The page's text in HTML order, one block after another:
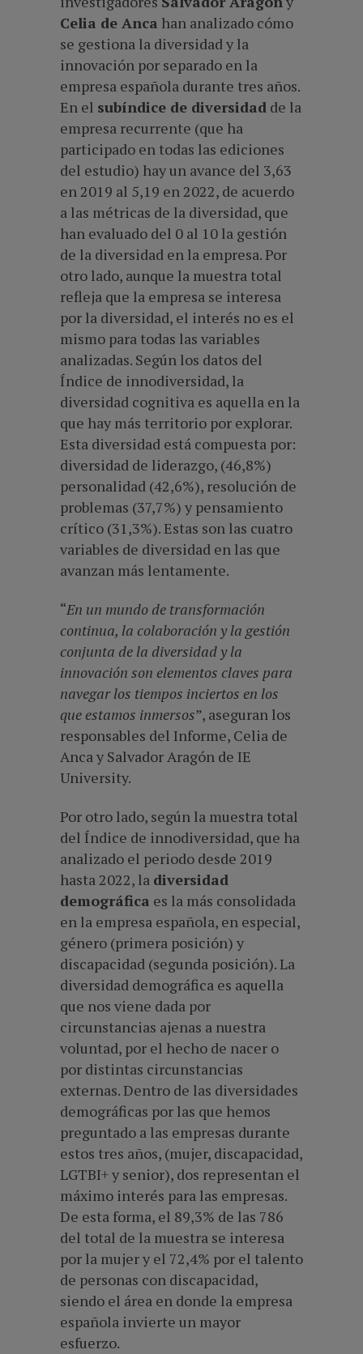
Celia de Anca han analizado cómo
se gestiona la diversidad y la
innovación por separado en la
empresa española durante tres años.
En el subíndice de diversidad de la
empresa recurrente (que ha
participado en todas las ediciones
del estudio) hay un avance del 3,63
en 2019 al 5,19 en 2022, de acuerdo
a las métricas de la diversidad, que
han evaluado del 0 al 10 la gestión
de la diversidad en la empresa. Por
otro lado, aunque la muestra total
refleja que la empresa se interesa
por la diversidad, el interés no es el
mismo para todas las variables
analizadas. Según los datos del
Índice de innodiversidad, la
diversidad cognitiva es aquella en la
que hay más territorio por explorar.
Esta diversidad está compuesta por:
diversidad de liderazgo, (46,8%)
personalidad (42,6%), resolución de
problemas (37,7%) y pensamiento
crítico (31,3%). Estas son las cuatro
variables de diversidad en las que
avanzan más lentamente.
“En un mundo de transformación
continua, la colaboración y la gestión
conjunta de la diversidad y la
innovación son elementos claves para
navegar los tiempos inciertos en los
que estamos inmersos”, aseguran los
responsables del Informe, Celia de
Anca y Salvador Aragón de IE
University.
Por otro lado, según la muestra total
del Índice de innodiversidad, que ha
analizado el periodo desde 2019
hasta 2022, la diversidad
demográfica es la más consolidada
en la empresa española, en especial,
género (primera posición) y
discapacidad (segunda posición). La
diversidad demográfica es aquella
que nos viene dada por
circunstancias ajenas a nuestra
voluntad, por el hecho de nacer o
por distintas circunstancias
externas. Dentro de las diversidades
demográficas por las que hemos
preguntado a las empresas durante
estos tres años, (mujer, discapacidad,
LGTBI+ y senior), dos representan el
máximo interés para las empresas.
De esta forma, el 89,3% de las 786
del total de la muestra se interesa
por la mujer y el 72,4% por el talento
de personas con discapacidad,
siendo el área en donde la empresa
española invierte un mayor
esfuerzo.